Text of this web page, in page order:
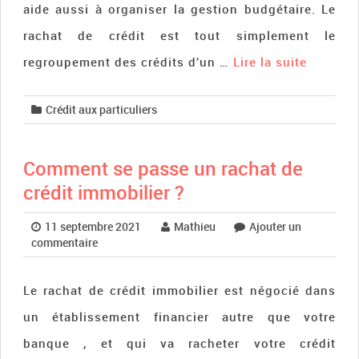
aide aussi à organiser la gestion budgétaire. Le
rachat de crédit est tout simplement le
regroupement des crédits d’un … Lire la suite­­
Crédit aux particuliers
Comment se passe un rachat de
crédit immobilier ?
11 septembre 2021 Mathieu
Ajouter un
commentaire
Le rachat de crédit immobilier est négocié dans
un établissement financier autre que votre
banque , et qui va racheter votre crédit